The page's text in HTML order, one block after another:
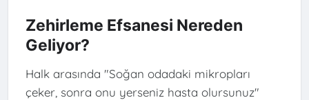
Zehirleme Efsanesi Nereden
Geliyor?
Halk arasında "Soğan odadaki mikropları
çeker, sonra onu yerseniz hasta olursunuz"